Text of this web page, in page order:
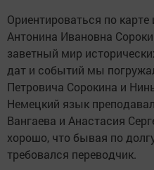
Ориентироваться по карте
Антонина Ивановна
заветный мир
дат и событий мы
Петровича Сорокина и
Немецкий язык
Вангаева и Анастасия
хорошо, что бывая по
требовался переводчик.